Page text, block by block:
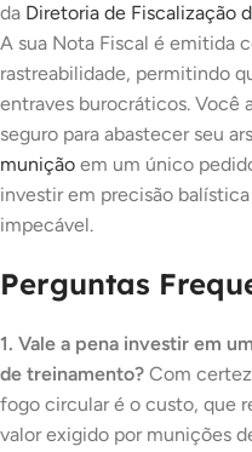
da Diretoria de Fiscalização
A sua Nota Fiscal é emitida
rastreabilidade, permitindo
entraves burocráticos. Você
seguro para abastecer seu
munição em um único
investir em precisão
impecável.
Perguntas
1. Vale a pena investir em
de treinamento? Com
fogo circular é o custo, que
valor exigido por munições